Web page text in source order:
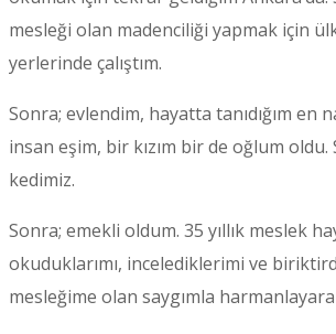
mesleği olan madenciliği yapmak için
yerlerinde çalıştım.
Sonra; evlendim, hayatta tanıdığım en
insan eşim, bir kızım bir de oğlum
kedimiz.
Sonra; emekli oldum. 35 yıllık meslek
okuduklarımı, incelediklerimi ve
mesleğime olan saygımla